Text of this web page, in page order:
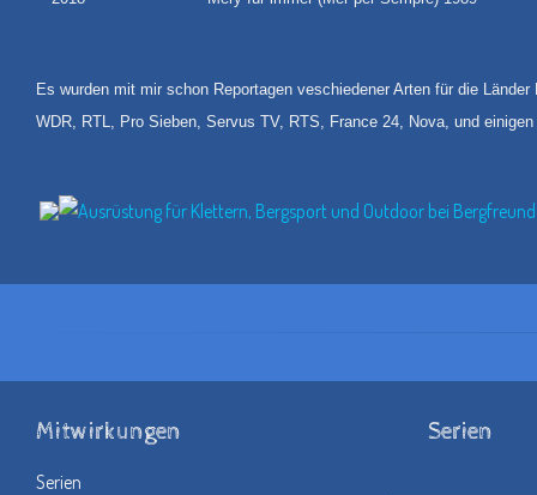
Es wurden mit mir schon Reportagen veschiedener Arten für die
WDR, RTL, Pro Sieben, Servus TV, RTS, France 24, Nova, und
Mitwirkungen
Serien
Serien